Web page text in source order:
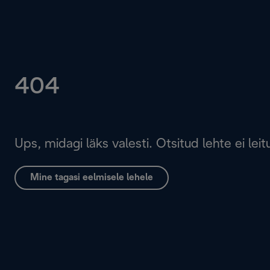
404
Ups, midagi läks valesti. Otsitud lehte ei
Mine tagasi eelmisele lehele